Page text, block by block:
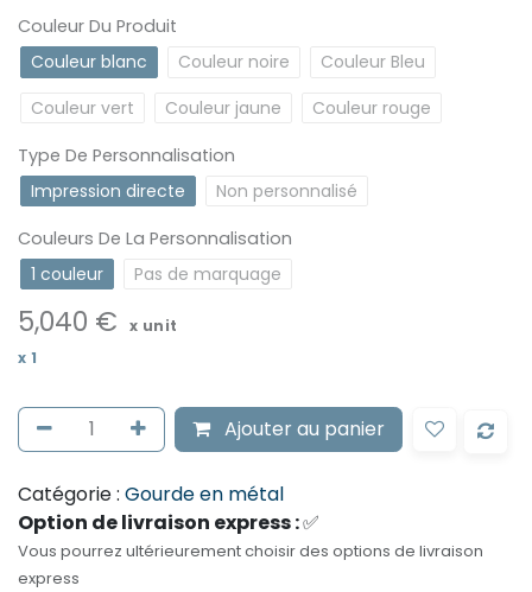
Couleur Du Produit
Couleur blanc
Couleur noire
Couleur Bleu
Couleur vert
Couleur jaune Couleur rouge
Type De Personnalisation
Impression directe
Non personnalisé
Couleurs De La Personnalisation
1 couleur
Pas de marquage
5,040 €
x unit
x 1
Ajouter au panier
Catégorie : Gourde en métal
Option de livraison express :✅
Vous pourrez ultérieurement choisir des options de livraison
express